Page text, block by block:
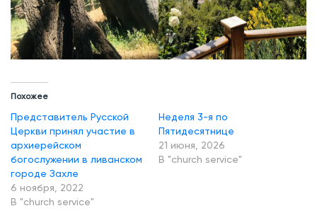
Похожее
Представитель Русской
Церкви принял участие в
архиерейском
богослужении в ливанском
городе Захле
6 ноября, 2022
В "church service"
Неделя 3-я по
Пятидесятнице
21 июня, 2026
В "church service"